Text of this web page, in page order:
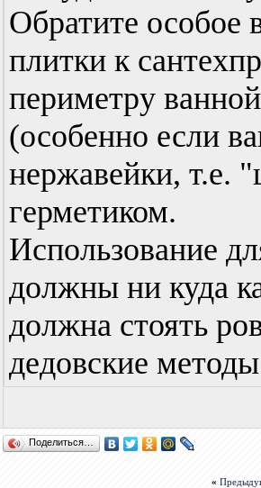
Обратите особое
плитки к
периметру
(особенно если
нержавейки, т.е.
герметиком.
Использование
должны ни куда
должна стоять
дедовские
Поделиться…
«